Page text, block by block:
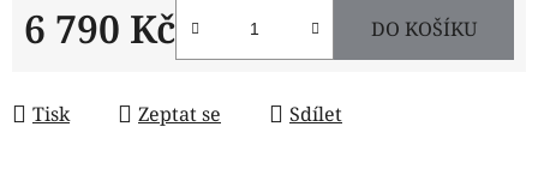
6 790 Kč DO KOŠÍKU
Tisk Zeptat se Sdílet